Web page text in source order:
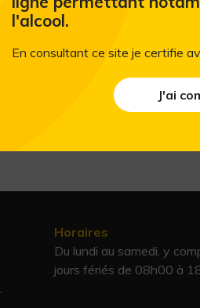
Horaires
Du lundi au samedi, y
jours fériés de 08h00 à
l'alcool.
En consultant ce site je certifie
J'ai